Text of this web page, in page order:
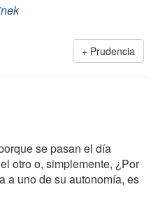
Prudencia
se pasan el día
otro o, simplemente, ¿Por
a uno de su autonomía, es